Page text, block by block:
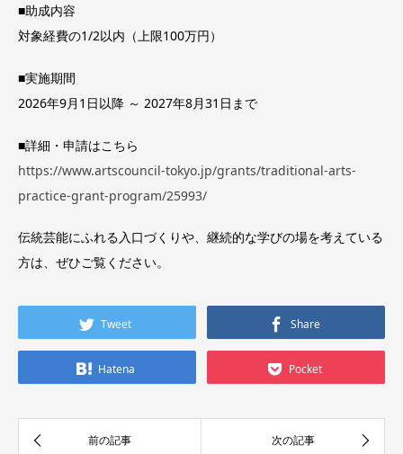
■助成内容
対象経費の1/2以内（上限100万円）
■実施期間
2026年9月1日以降 ～ 2027年8月31日まで
■詳細・申請はこちら
https://www.artscouncil-tokyo.jp/grants/traditional-arts-
practice-grant-program/25993/
伝統芸能にふれる入口づくりや、継続的な学びの場を考えている
方は、ぜひご覧ください。
Tweet Share
Hatena Pocket